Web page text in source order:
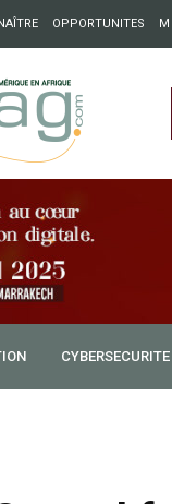
OPPORTUNITES M
créer des ponts
CYBERSECURITE